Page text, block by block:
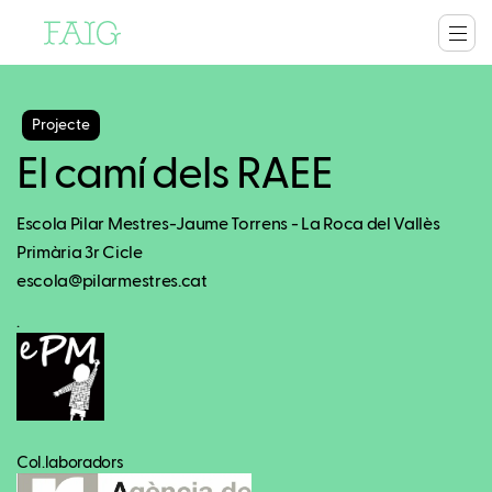
Projecte
El camí dels RAEE
Escola Pilar Mestres-Jaume Torrens - La Roca del Vallès
Primària 3r Cicle
escola@pilarmestres.cat
.
Col.laboradors